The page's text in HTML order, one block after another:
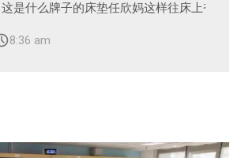
是什么牌子的床垫任欣妈这样往床上奋力
8:36 am